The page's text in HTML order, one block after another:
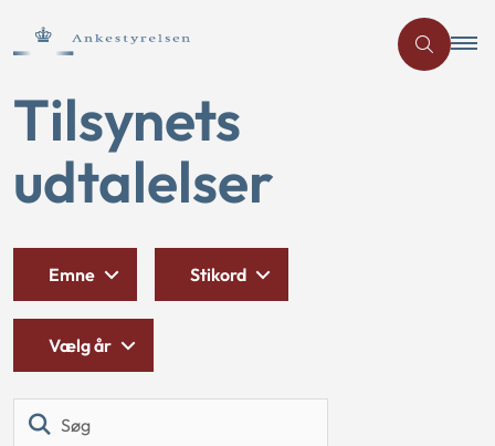
Tilsynets
udtalelser
Emne Stikord
Vælg år